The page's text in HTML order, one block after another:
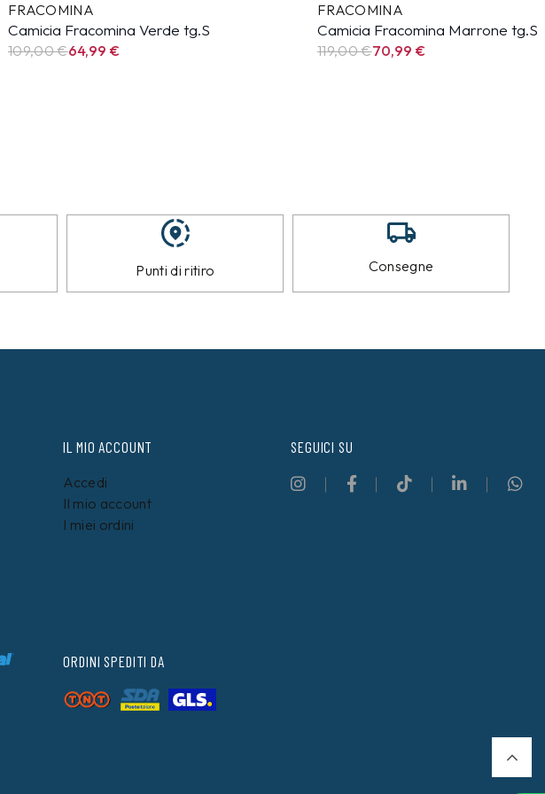
FRACOMINA
Camicia Fracomina Verde tg.S
109,00 €64,99 €
FRACOMINA
Camicia Fracomina Marrone tg.S
119,00 €70,99 €
Punti di ritiro Consegne
IL MIO ACCOUNT
Accedi
Il mio account
I miei ordini
ORDINI SPEDITI DA
SEGUICI SU